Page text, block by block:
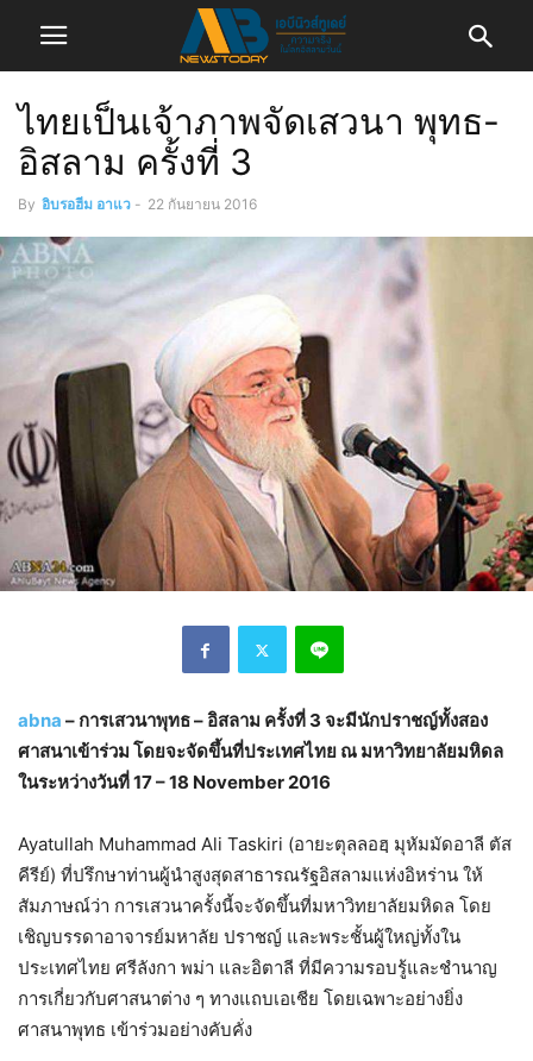
ไทยเป็นเจ้าภาพจัดเสวนา พุทธ-
อิสลาม ครั้งที่ 3
By อิบรอฮีม อาแว - 22 กันยายน 2016
abna – การเสวนาพุทธ – อิสลาม ครั้งที่ 3 จะมีนักปราชญ์ทั้งสอง
ศาสนาเข้าร่วม โดยจะจัดขึ้นที่ประเทศไทย ณ มหาวิทยาลัยมหิดล
ในระหว่างวันที่ 17 – 18 November 2016
Ayatullah Muhammad Ali Taskiri (อายะตุลลอฮฺ มุหัมมัดอาลี ตัส
คีรีย์) ที่ปรึกษาท่านผู้นำสูงสุดสาธารณรัฐอิสลามแห่งอิหร่าน ให้
สัมภาษณ์ว่า การเสวนาครั้งนี้จะจัดขึ้นที่มหาวิทยาลัยมหิดล โดย
เชิญบรรดาอาจารย์มหาลัย ปราชญ์ และพระชั้นผู้ใหญ่ทั้งใน
ประเทศไทย ศรีลังกา พม่า และอิตาลี ที่มีความรอบรู้และชำนาญ
การเกี่ยวกับศาสนาต่าง ๆ ทางแถบเอเชีย โดยเฉพาะอย่างยิ่ง
ศาสนาพุทธ เข้าร่วมอย่างคับคั่ง